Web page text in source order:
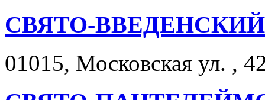
СВЯТО-
01015, Московская ул. ,